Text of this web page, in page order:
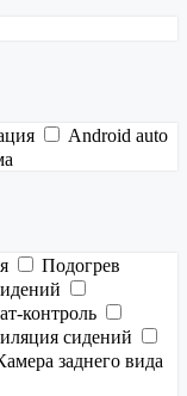
Android auto
Подогрев
контроль
сидений
заднего вида